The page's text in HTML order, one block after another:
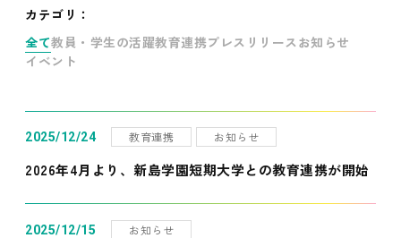
カテゴリ：
全て教員・学生の活躍教育連携プレスリリース お知らせ
イベント
2025/12/24 教育連携 お知らせ
2026年4月より、新島学園短期大学との教育連携が開始
2025/12/15 お知らせ